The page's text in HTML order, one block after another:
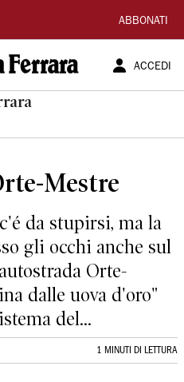
ABBONATI
ACCEDI
Mestre
da stupirsi, ma la
gli occhi anche sul
Orte-
dalle uova d'oro"
del...
1 MINUTI DI LETTURA